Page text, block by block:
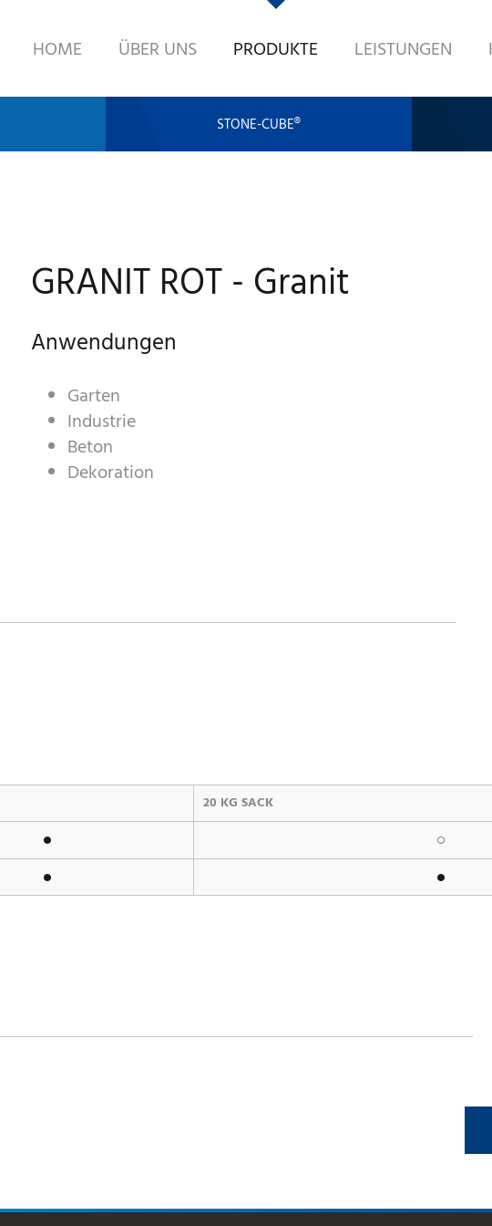
HOME ÜBER UNS PRODUKTE LEISTUNGEN
STONE-CUBE®
GRANIT ROT - Granit
Anwendungen
Garten
Industrie
Beton
Dekoration
20 KG SACK